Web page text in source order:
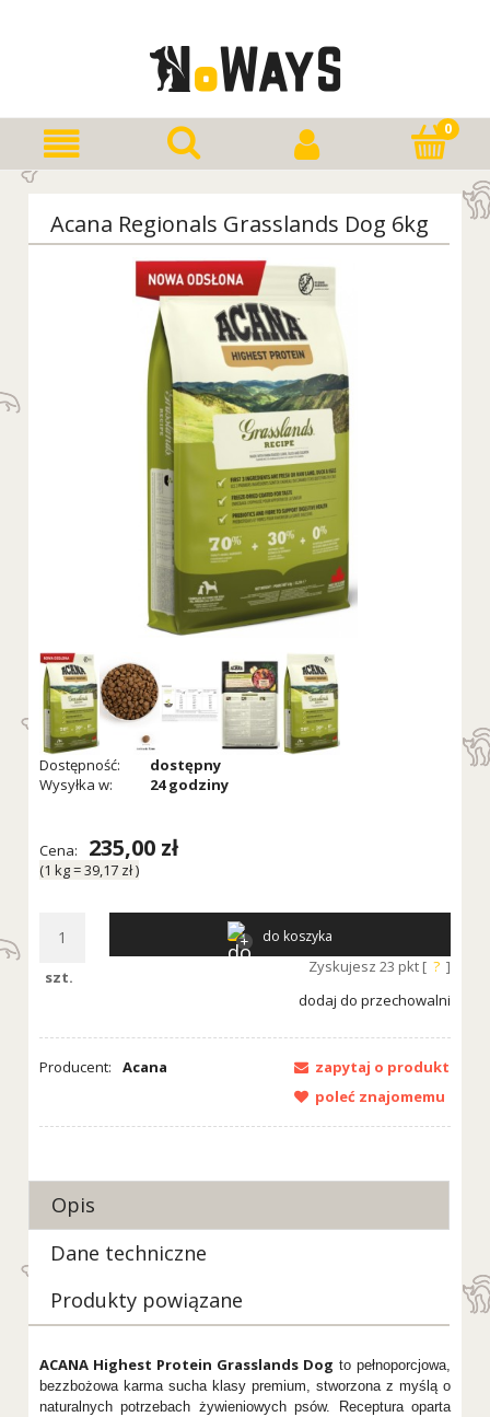
Acana Regionals Grasslands Dog 6kg
Dostępność:
dostępny
Wysyłka w:
24 godziny
Cena: 235,00 zł
(1 kg=39,17 zł)
szt.
do koszyka
Zyskujesz 23 pkt [ ? ]
dodaj do przechowalni
Producent: Acana
zapytaj o produkt
poleć znajomemu
Opis
Dane techniczne
Produkty powiązane
ACANA Highest Protein Grasslands Dog to pełnoporcjowa,
bezzbożowa karma sucha klasy premium, stworzona z myślą o
naturalnych potrzebach żywieniowych psów. Receptura oparta